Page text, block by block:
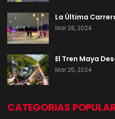
La Última
Mar 26, 2024
El Tren Maya
Mar 25, 2024
CATEGORIAS